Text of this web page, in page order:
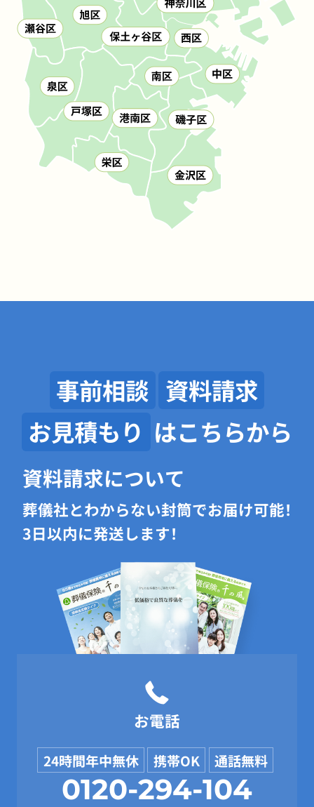
事前相談 資料請求
お見積もり はこちらから
資料請求について
葬儀社とわからない封筒でお届け可能！
3日以内に発送します！
お電話
24時間年中無休 携帯OK 通話無料
0120-294-104